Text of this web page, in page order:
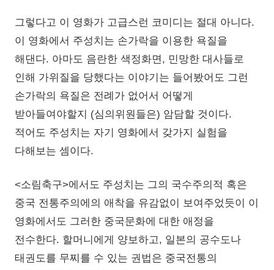
그렇다고 이 영화가 고급스런 코미디는 절대 아니다.
이 영화에서 주성치는 손가락을 이용한 욕질을
해댄다. 아마도 음란한 색정화면, 민망한 대사들로
인해 가위질을 당했다는 이야기는 들어봤어도 그런
손가락의 욕질은 전례가 없어서 어떻게
받아들여야할지 (심의위원들은) 암담할 것이다.
적어도 주성치는 자기 영화에서 갖가지 실험을
다해보는 셈이다.
<소림축구>에서도 주성치는 그의 국수주의적 혹은
중국 전통주의에의 애착을 유감없이 보여주었듯이 이
영화에서도 그러한 중국문화에 대한 애정을
전수한다. 할머니에게 양보하고, 일본의 공수도나
태권도를 무찌를 수 있는 권법은 중국전통의